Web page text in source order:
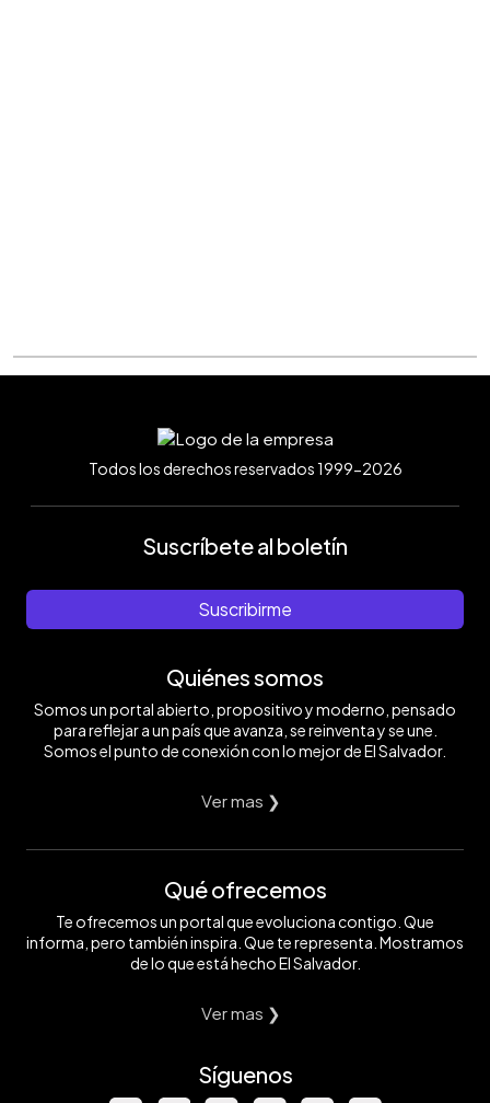
Todos los derechos reservados 1999-2026
Suscríbete al boletín
Suscribirme
Quiénes somos
Somos un portal abierto, propositivo y moderno, pensado
para reflejar a un país que avanza, se reinventa y se une.
Somos el punto de conexión con lo mejor de El Salvador.
Ver mas ❯
Qué ofrecemos
Te ofrecemos un portal que evoluciona contigo. Que
informa, pero también inspira. Que te representa. Mostramos
de lo que está hecho El Salvador.
Ver mas ❯
Síguenos